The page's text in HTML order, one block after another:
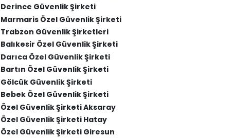
Derince Güvenlik Şirketi
Marmaris Özel Güvenlik Şirketi
Trabzon Güvenlik Şirketleri
Balıkesir Özel Güvenlik Şirketi
Darıca Özel Güvenlik Şirketi
Bartın Özel Güvenlik Şirketi
Gölcük Güvenlik Şirketi
Bebek Özel Güvenlik Şirketi
Özel Güvenlik Şirketi Aksaray
Özel Güvenlik Şirketi Hatay
Özel Güvenlik Şirketi Giresun